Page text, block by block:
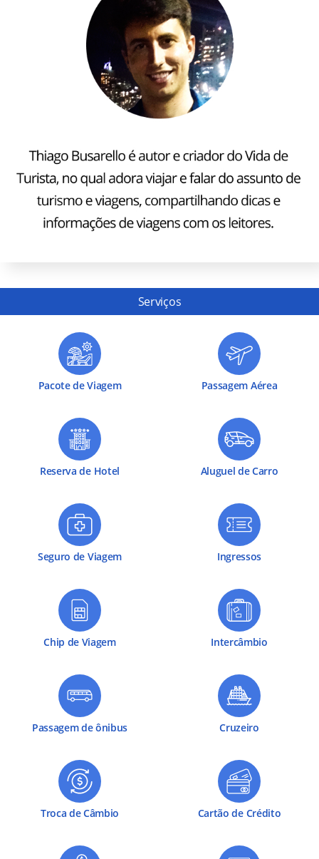
Serviços
Pacote de Viagem Passagem Aérea
Reserva de Hotel Aluguel de Carro
Seguro de Viagem Ingressos
Chip de Viagem Intercâmbio
Passagem de ônibus Cruzeiro
Troca de Câmbio Cartão de Crédito